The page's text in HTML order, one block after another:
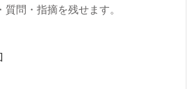
問・指摘を残せます。